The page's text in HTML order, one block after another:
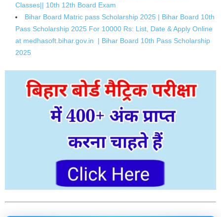
Classes|| 10th 12th Board Exam
Bihar Board Matric pass Scholarship 2025 | Bihar Board 10th
Pass Scholarship 2025 For 10000 Rs: List, Date & Apply Online
at medhasoft.bihar.gov.in | Bihar Board 10th Pass Scholarship
2025